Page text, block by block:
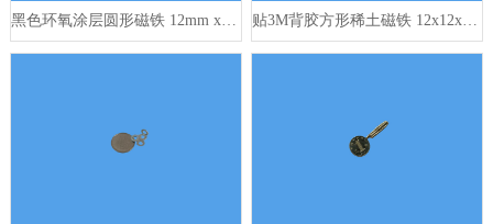
黑色环氧涂层圆形磁铁 12mm x 3mm 贴3M背胶方形稀土磁铁 12x12x2mm